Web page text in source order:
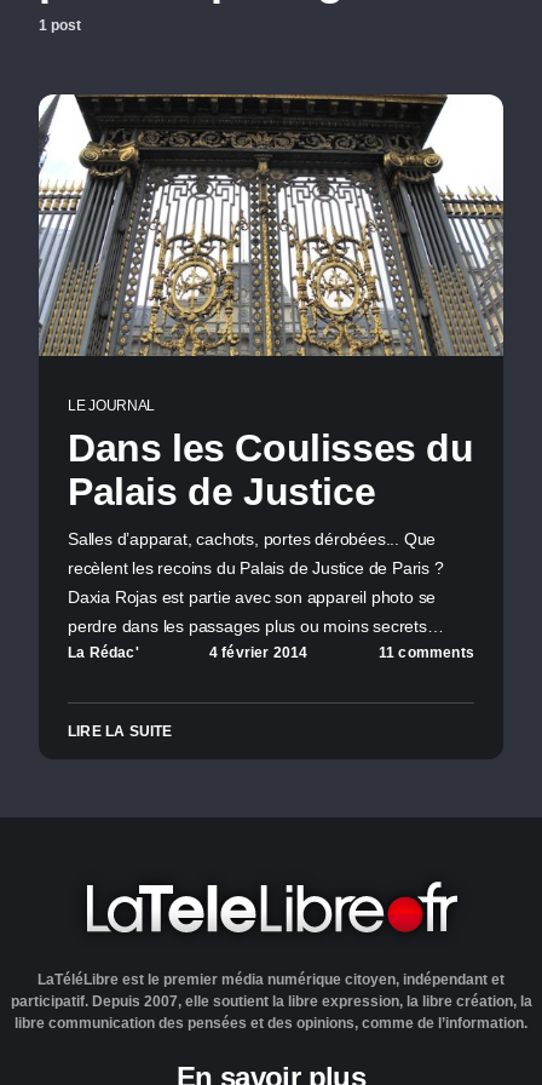
1 post
LE JOURNAL
Dans les Coulisses du
Palais de Justice
Salles d’apparat, cachots, portes dérobées... Que
recèlent les recoins du Palais de Justice de Paris ?
Daxia Rojas est partie avec son appareil photo se
perdre dans les passages plus ou moins secrets…
La Rédac' 4 février 2014 11 comments
LIRE LA SUITE
LaTéléLibre est le premier média numérique citoyen, indépendant et
participatif. Depuis 2007, elle soutient la libre expression, la libre création, la
libre communication des pensées et des opinions, comme de l’information.
En savoir plus